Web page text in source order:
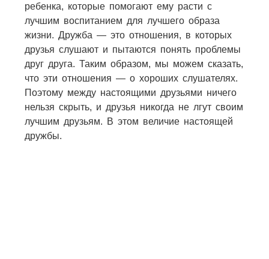
ребенка, которые помогают ему расти с
лучшим воспитанием для лучшего образа
жизни. Дружба — это отношения, в которых
друзья слушают и пытаются понять проблемы
друг друга. Таким образом, мы можем сказать,
что эти отношения — о хороших слушателях.
Поэтому между настоящими друзьями ничего
нельзя скрыть, и друзья никогда не лгут своим
лучшим друзьям. В этом величие настоящей
дружбы.